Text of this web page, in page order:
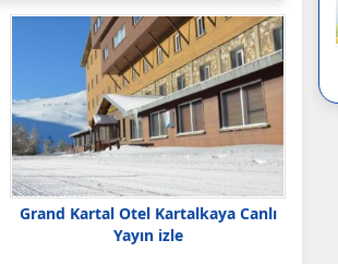
Grand Kartal Otel Kartalkaya Canlı
Yayın izle